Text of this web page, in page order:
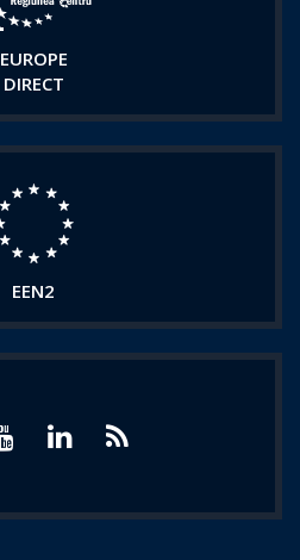
EUROPE
DIRECT
EEN2